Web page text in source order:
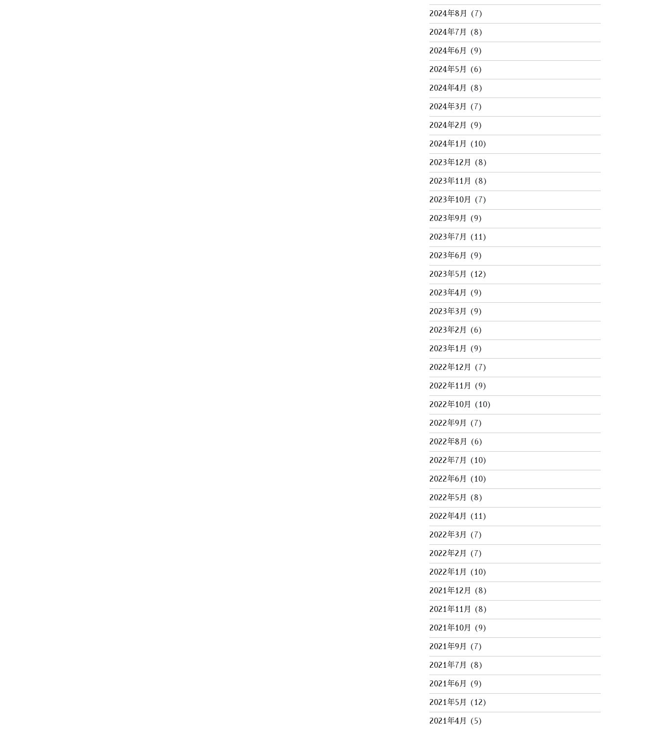
2024年8月 (7)
2024年7月 (8)
2024年6月 (9)
2024年5月 (6)
2024年4月 (8)
2024年3月 (7)
2024年2月 (9)
2024年1月 (10)
2023年12月 (8)
2023年11月 (8)
2023年10月 (7)
2023年9月 (9)
2023年7月 (11)
2023年6月 (9)
2023年5月 (12)
2023年4月 (9)
2023年3月 (9)
2023年2月 (6)
2023年1月 (9)
2022年12月 (7)
2022年11月 (9)
2022年10月 (10)
2022年9月 (7)
2022年8月 (6)
2022年7月 (10)
2022年6月 (10)
2022年5月 (8)
2022年4月 (11)
2022年3月 (7)
2022年2月 (7)
2022年1月 (10)
2021年12月 (8)
2021年11月 (8)
2021年10月 (9)
2021年9月 (7)
2021年7月 (8)
2021年6月 (9)
2021年5月 (12)
2021年4月 (5)